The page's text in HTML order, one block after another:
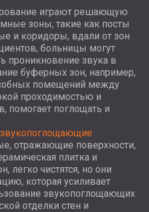
играют решающую
зоны, такие как посты
и коридоры, вдали от зон
больницы могут
проникновение звука в
буферных зон, например,
помещений между
проходимостью и
помогает поглощать и
звукопоглощающие
отражающие поверхности,
плитка и
легко чистятся, но они
которая усиливает
звукопоглощающих
отделки стен и